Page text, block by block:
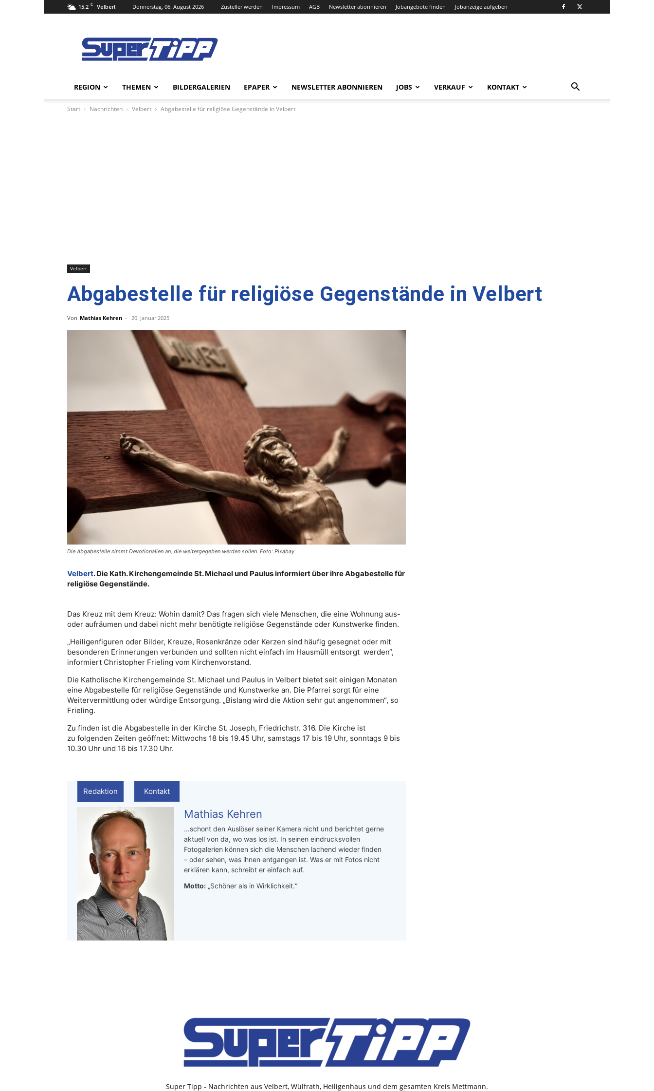
15.2 C Velbert Donnerstag, 06. August 2026 Zusteller werden Impressum AGB Newsletter abonnieren Jobangebote finden Jobanzeige aufgeben
Tipp
Online
REGION THEMEN BILDERGALERIEN EPAPER NEWSLETTER ABONNIEREN JOBS VERKAUF KONTAKT
Start Nachrichten Velbert Abgabestelle für religiöse Gegenstände in Velbert
Velbert
Abgabestelle für religiöse Gegenstände in Velbert
Von Mathias Kehren - 20. Januar 2025
Die Abgabestelle nimmt Devotionalien an, die weitergegeben werden sollen. Foto: Pixabay
Velbert. Die Kath. Kirchengemeinde St. Michael und Paulus informiert über ihre Abgabestelle für
religiöse Gegenstände.
Das Kreuz mit dem Kreuz: Wohin damit? Das fragen sich viele Menschen, die eine Wohnung aus-
oder aufräumen und dabei nicht mehr benötigte religiöse Gegenstände oder Kunstwerke finden.
„Heiligenfiguren oder Bilder, Kreuze, Rosenkränze oder Kerzen sind häufig gesegnet oder mit
besonderen Erinnerungen verbunden und sollten nicht einfach im Hausmüll entsorgt werden“,
informiert Christopher Frieling vom Kirchenvorstand.
Die Katholische Kirchengemeinde St. Michael und Paulus in Velbert bietet seit einigen Monaten
eine Abgabestelle für religiöse Gegenstände und Kunstwerke an. Die Pfarrei sorgt für eine
Weitervermittlung oder würdige Entsorgung. „Bislang wird die Aktion sehr gut angenommen“, so
Frieling.
Zu finden ist die Abgabestelle in der Kirche St. Joseph, Friedrichstr. 316. Die Kirche ist
zu folgenden Zeiten geöffnet: Mittwochs 18 bis 19.45 Uhr, samstags 17 bis 19 Uhr, sonntags 9 bis
10.30 Uhr und 16 bis 17.30 Uhr.
Redaktion Kontakt
Mathias Kehren
…schont den Auslöser seiner Kamera nicht und berichtet gerne
aktuell von da, wo was los ist. In seinen eindrucksvollen
Fotogalerien können sich die Menschen lachend wieder finden
– oder sehen, was ihnen entgangen ist. Was er mit Fotos nicht
erklären kann, schreibt er einfach auf.
Motto: „Schöner als in Wirklichkeit.“
Super Tipp - Nachrichten aus Velbert, Wülfrath, Heiligenhaus und dem gesamten Kreis Mettmann.